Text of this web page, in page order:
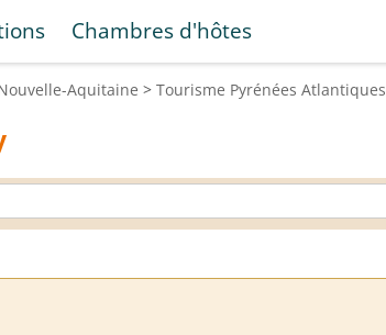
Chambres d'hôtes
Aquitaine > Tourisme Pyrénées Atlantiques